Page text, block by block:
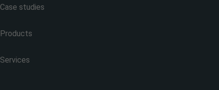
Case studies
Products
Services